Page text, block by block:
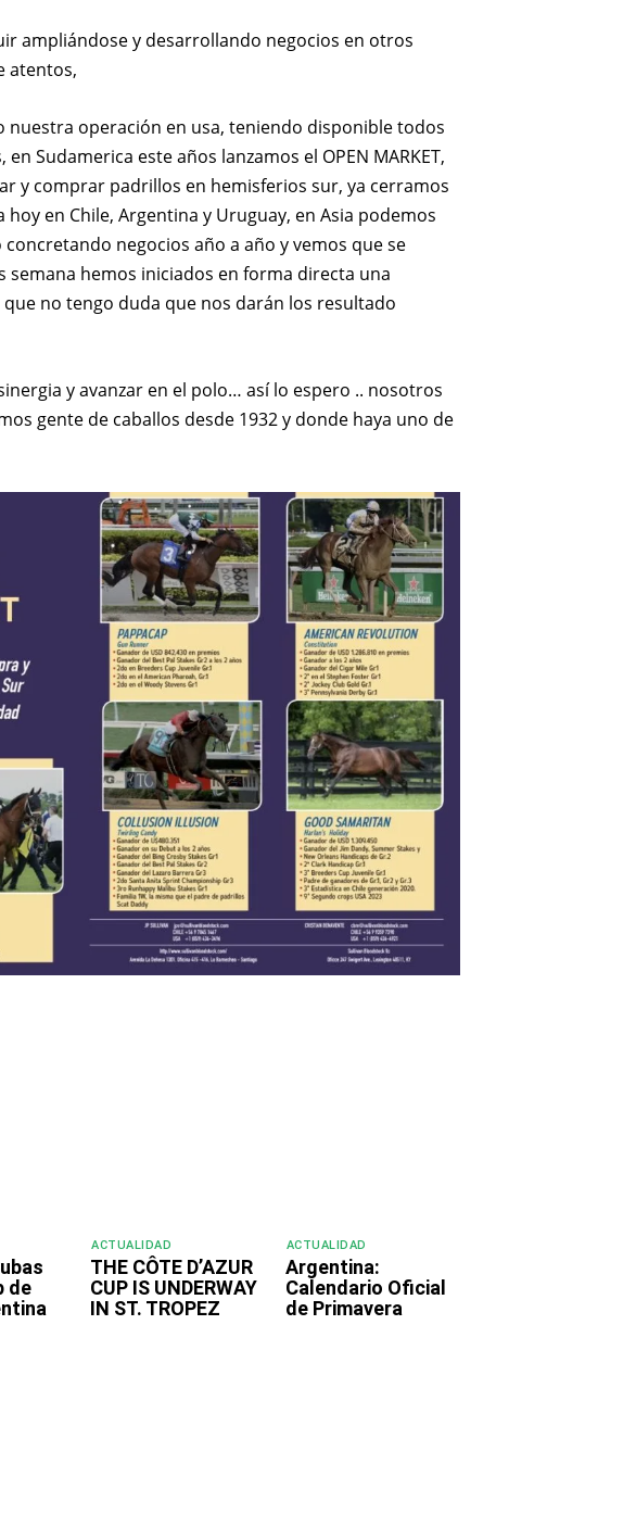
ampliándose y desarrollando negocios en otros
atentos,
nuestra operación en usa, teniendo disponible todos
Sudamerica este años lanzamos el OPEN MARKET,
y comprar padrillos en hemisferios sur, ya cerramos
en Chile, Argentina y Uruguay, en Asia podemos
negocios año a año y vemos que se
semana hemos iniciados en forma directa una
no tengo duda que nos darán los resultado
y avanzar en el polo… así lo espero .. nosotros
gente de caballos desde 1932 y donde haya uno de
de
ACTUALIDAD
THE CÔTE D’AZUR
CUP IS UNDERWAY
IN ST. TROPEZ
ACTUALIDAD
Argentina:
Calendario Oficial
de Primavera